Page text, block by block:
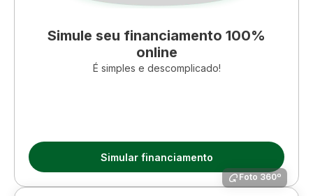
Simule seu financiamento 100%
online
É simples e descomplicado!
Simular financiamento
Foto 360º